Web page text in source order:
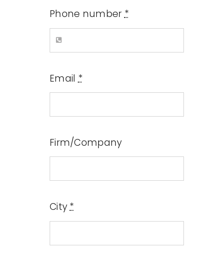
Phone number*
Email*
Firm/Company
City*